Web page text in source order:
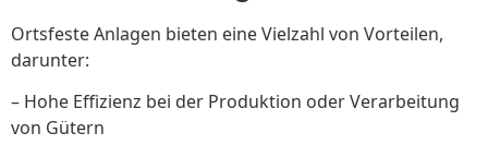
Ortsfeste Anlagen bieten eine Vielzahl von Vorteilen,
darunter:
– Hohe Effizienz bei der Produktion oder Verarbeitung
von Gütern